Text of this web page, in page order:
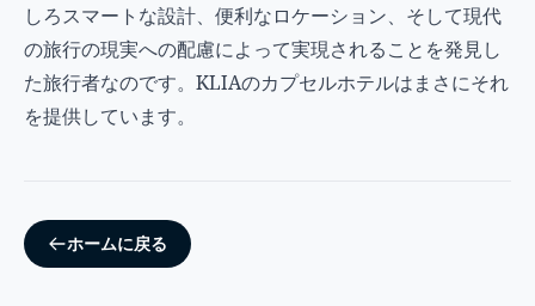
しろスマートな設計、便利なロケーション、そして現代
の旅行の現実への配慮によって実現されることを発見し
た旅行者なのです。KLIAのカプセルホテルはまさにそれ
を提供しています。
ホームに戻る